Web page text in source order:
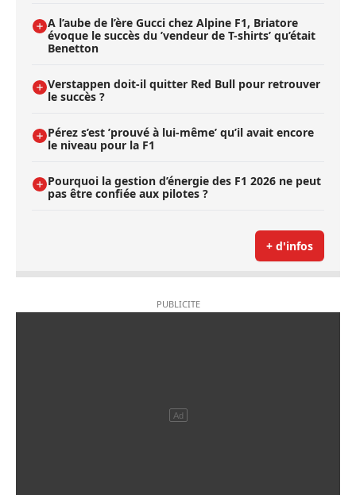
A l’aube de l’ère Gucci chez Alpine F1, Briatore
évoque le succès du ’vendeur de T-shirts’ qu’était
Benetton
Verstappen doit-il quitter Red Bull pour retrouver
le succès ?
Pérez s’est ’prouvé à lui-même’ qu’il avait encore
le niveau pour la F1
Pourquoi la gestion d’énergie des F1 2026 ne peut
pas être confiée aux pilotes ?
+ d'infos